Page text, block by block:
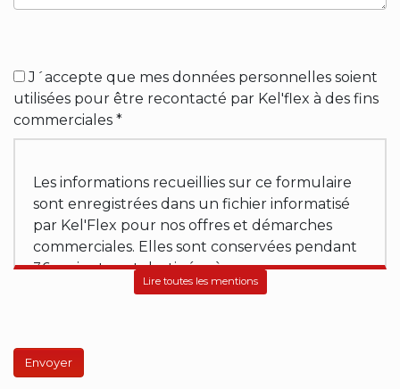
J´accepte que mes données personnelles soient
utilisées pour être recontacté par Kel'flex à des fins
commerciales *
Les informations recueillies sur ce formulaire
sont enregistrées dans un fichier informatisé
par Kel'Flex pour nos offres et démarches
commerciales. Elles sont conservées pendant
36 mois et sont destinées à :
- Kel'Flex (https://www.flexibles-raccords.com)
- Natural-net (www.natural-net.fr) en qualité
d'agence web,
Lire toutes les mentions